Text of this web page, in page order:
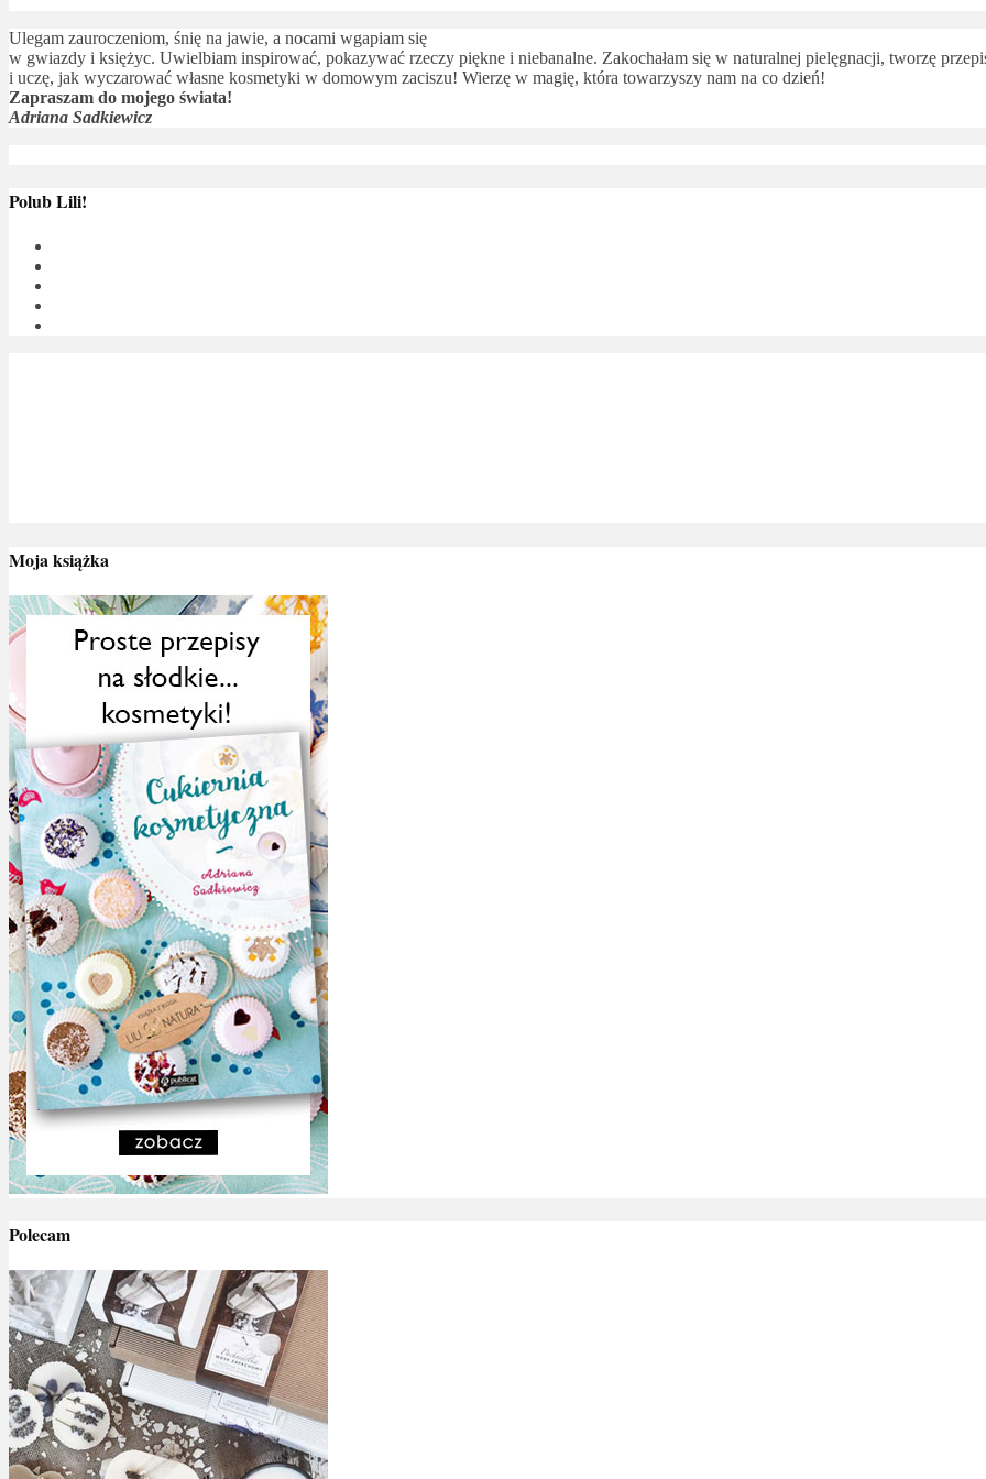
Ulegam zauroczeniom, śnię na jawie, a nocami wgapiam się
w gwiazdy i księżyc. Uwielbiam inspirować, pokazywać rzeczy piękne i niebanalne. Zakochałam się w naturalnej pielęgnacji, tworzę
i uczę, jak wyczarować własne kosmetyki w domowym zaciszu! Wierzę w magię, która towarzyszy nam na co dzień!
Zapraszam do mojego świata!
Adriana Sadkiewicz
Polub Lili!
Moja książka
Polecam